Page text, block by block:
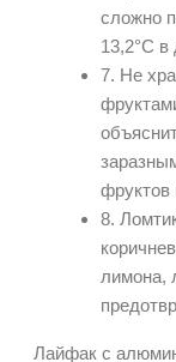
сложно
13,2°C
7. Не
фруктов
8.
лимона,
Лайфак с